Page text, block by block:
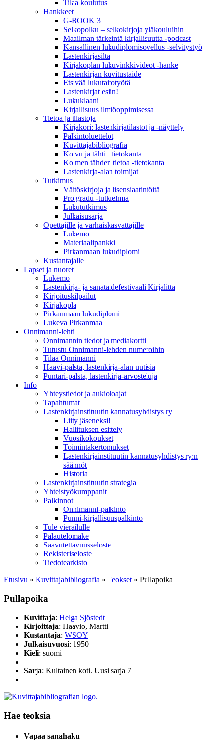
Tilaa koulutus
Hankkeet
G-BOOK 3
Selkopolku – selkokirjoja yläkouluihin
Maailman tärkeintä kirjallisuutta -podcast
Kansallinen lukudiplomisovellus -selvitystyö
Lastenkirjasilta
Kirjakoplan lukuvinkkivideot -hanke
Lastenkirjan kuvitustaide
Etsivää lukutaitotyötä
Lastenkirjat esiin!
Lukuklaani
Kirjallisuus ilmiöoppimisessa
Tietoa ja tilastoja
Kirjakori: lastenkirjatilastot ja -näyttely
Palkintoluettelot
Kuvittaja­bibliografia
Koivu ja tähti –tietokanta
Kolmen tähden tietoa -tietokanta
Lastenkirja-alan toimijat
Tutkimus
Väitöskirjoja ja lisensiaatintöitä
Pro gradu -tutkielmia
Lukututkimus
Julkaisusarja
Opettajille ja varhaiskasvattajille
Lukemo
Materiaalipankki
Pirkanmaan lukudiplomi
Kustantajalle
Lapset ja nuoret
Lukemo
Lastenkirja- ja sanataidefestivaali Kirjalitta
Kirjoituskilpailut
Kirjakopla
Pirkanmaan lukudiplomi
Lukeva Pirkanmaa
Onnimanni-lehti
Onnimannin tiedot ja mediakortti
Tutustu Onnimanni-lehden numeroihin
Tilaa Onnimanni
Haavi-palsta, lastenkirja-alan uutisia
Puntari-palsta, lastenkirja-arvosteluja
Info
Yhteystiedot ja aukioloajat
Tapahtumat
Lastenkirjainstituutin kannatusyhdistys ry
Liity jäseneksi!
Hallituksen esittely
Vuosikokoukset
Toimintakertomukset
Lastenkirjainstituutin kannatusyhdistys ry:n
säännöt
Historia
Lastenkirjainstituutin strategia
Yhteistyökumppanit
Palkinnot
Onnimanni-palkinto
Punni-kirjallisuuspalkinto
Tule vierailulle
Palautelomake
Saavutettavuusseloste
Rekisteriseloste
Tiedotearkisto
Etusivu » Kuvittaja­bibliografia » Teokset » Pullapoika
Pullapoika
Kuvittaja: Helga Sjöstedt
Kirjoittaja: Haavio, Martti
Kustantaja: WSOY
Julkaisuvuosi: 1950
Kieli: suomi
Sarja: Kultainen koti. Uusi sarja 7
Hae teoksia
Vapaa sanahaku